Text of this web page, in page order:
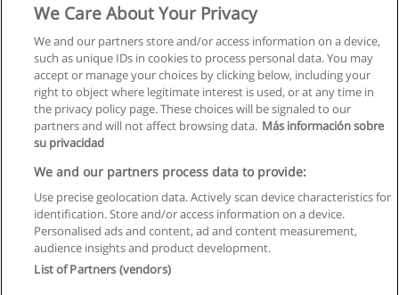
Regulamin
Polityka ochrony danych osobowych
Kontakt z Educaedu
Copyright © Educaedu Business S.L. - CIF : B-95610580: -
We Care About Your Privacy
We and our partners store and/or access information on a device,
such as unique IDs in cookies to process personal data. You may
accept or manage your choices by clicking below, including your
right to object where legitimate interest is used, or at any time in
the privacy policy page. These choices will be signaled to our
partners and will not affect browsing data. Más información sobre
su privacidad
We and our partners process data to provide:
Use precise geolocation data. Actively scan device characteristics for
identification. Store and/or access information on a device.
Personalised ads and content, ad and content measurement,
audience insights and product development.
List of Partners (vendors)